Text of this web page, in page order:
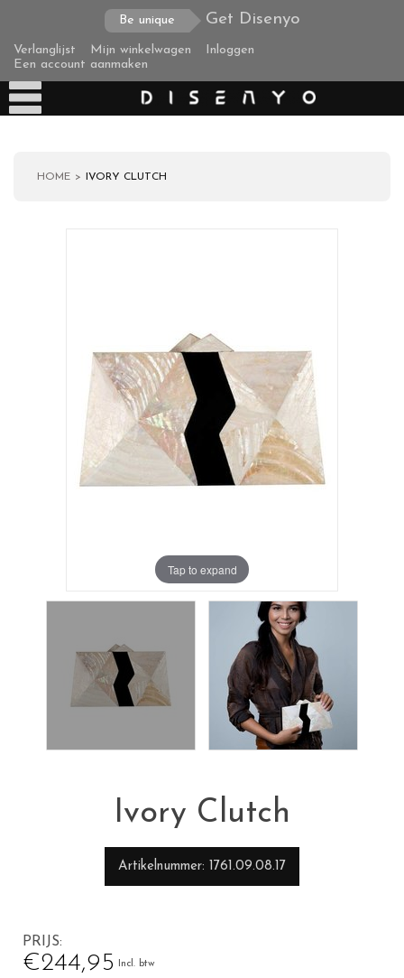
Be unique Get Disenyo
Verlanglijst Mijn winkelwagen
Inloggen
Een account aanmaken
Zakelijke klanten
HOME IVORY CLUTCH
Tap to expand
Ivory Clutch
Artikelnummer 1761.09.08.17
PRIJS
€244,95 Incl. btw